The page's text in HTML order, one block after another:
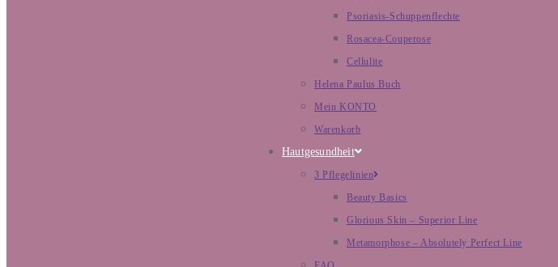
Psoriasis-Schuppenflechte
Rosacea-Couperose
Cellulite
Helena Paulus Buch
Mein KONTO
Warenkorb
Hautgesundheit
3 Pflegelinien
Beauty Basics
Glorious Skin – Superior Line
Metamorphose – Absolutely Perfect Line